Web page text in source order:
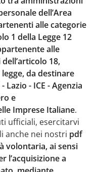
dell’Area
alle categorie
1 della Legge 12
alle
18,
da destinare
Lazio - ICE - Agenzia
e
Imprese Italiane.
ufficiali, esercitarvi
anche nei nostri pdf
volontaria, ai sensi
l’acquisizione a